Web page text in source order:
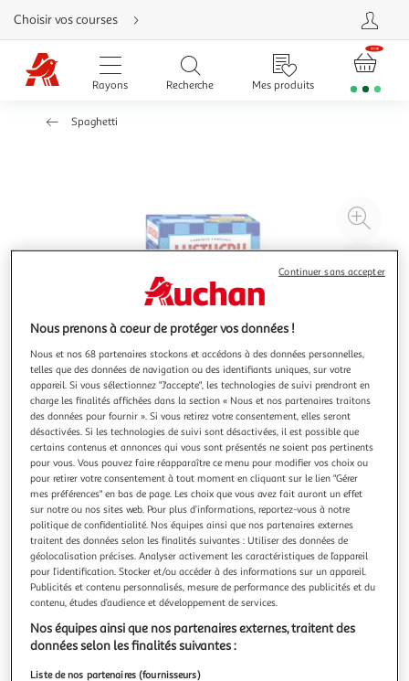
Aller
directement
au
contenu
Aller
directement
Aller
d'aide
Choisir vos courses
Rayons Recherche Mes produits
Spaghetti
à
4.8 (12)
LUSTUCRU
Spaghetti courts aux œufs frais
Des Spaghetti déjà coupés pratique et savoureux. L'ajout
des œufs dans la recette leur permettra de ne pas coller à
la cuisson.
En savoir +
250g
Vous voulez connaître le prix de ce produit ?
Nous prenons à coeur de protéger vos données !
Nous et nos 68 partenaires stockons et accédons à des données personnelles,
telles que des données de navigation ou des identifiants uniques, sur votre
appareil. Si vous sélectionnez "J'accepte", les technologies de suivi prendront en
charge les finalités affichées dans la section « Nous et nos partenaires traitons
des données pour fournir ». Si vous retirez votre consentement, elles seront
désactivées. Si les technologies de suivi sont désactivées, il est possible que
certains contenus et annonces qui vous sont présentés ne soient pas pertinents
pour vous. Vous pouvez faire réapparaître ce menu pour modifier vos choix ou
pour retirer votre consentement à tout moment en cliquant sur le lien "Gérer
mes préférences" en bas de page. Les choix que vous avez fait auront un effet
sur notre ou nos sites web. Pour plus d’informations, reportez-vous à notre
politique de confidentialité. Nos équipes ainsi que nos partenaires externes
traitent des données selon les finalités suivantes : Utiliser des données de
géolocalisation précises. Analyser activement les caractéristiques de l’appareil
pour l’identification. Stocker et/ou accéder à des informations sur un appareil.
Publicités et contenu personnalisés, mesure de performance des publicités et du
contenu, études d’audience et développement de services.
Nos équipes ainsi que nos partenaires externes, traitent des
données selon les finalités suivantes :
Liste de nos partenaires (fournisseurs)
Continuer sans accepter